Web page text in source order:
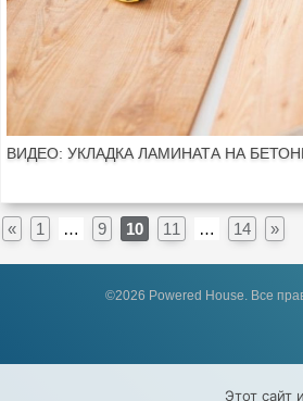
ВИДЕО: УКЛАДКА ЛАМИНАТА НА
« 1 … 9 10 11 … 14 »
©2026 Powered House. Все
Этот сайт